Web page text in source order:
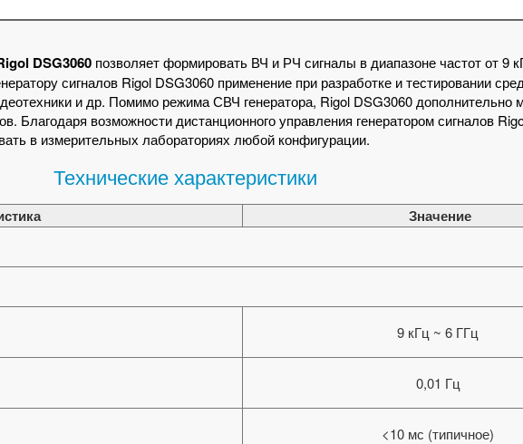
DSG3060 позволяет формировать ВЧ и РЧ сигналы в диапазоне частот от 9
сигналов Rigol DSG3060 применение при разработке и тестировании
и др. Помимо режима СВЧ генератора, Rigol DSG3060 дополнительно
Благодаря возможности дистанционного управления генератором сигналов
в измерительных лабораториях любой конфигурации.
Технические характеристики
Значение
9 кГц ~ 6 ГГц
0,01 Гц
<10 мс (типичное)